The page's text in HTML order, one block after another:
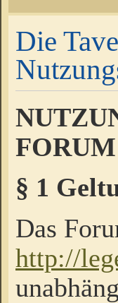
Die
FORUM
§ 1
Das
http://